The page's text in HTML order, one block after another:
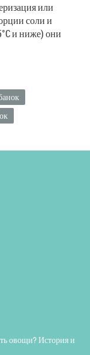
или
соли и
и ниже) они
овощи? История и